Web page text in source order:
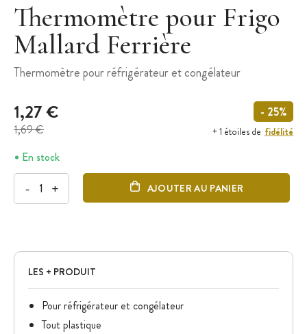
Thermomètre pour Frigo
Mallard Ferrière
Thermomètre pour réfrigérateur et congélateur
1,27 €
1,69 €
- 25%
+ 1 étoiles de fidélité
En stock
- + AJOUTER AU PANIER
LES + PRODUIT
Pour réfrigérateur et congélateur
Tout plastique